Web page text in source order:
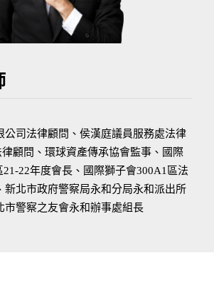
公司法律顧問、侯漢庭議員服務處法律
顧問、環球資產傳承協會監事、國際
21-22年度會長、國際獅子會300A1區法
新北市政府警察局永和分局永和派出所
市警察之友會永和辦事處組長